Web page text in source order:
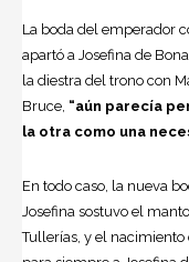
La boda del emperador
apartó a Josefina de
la diestra del trono con
Bruce, “aún parecía
la otra como una
En todo caso, la nueva
Josefina sostuvo el
Tullerías, y el